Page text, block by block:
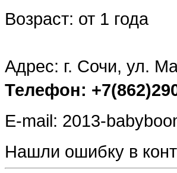
Возраст: от 1 года
Адрес: г. Сочи, ул.
Телефон:
E-mail: 2013-
Нашли ошибку в